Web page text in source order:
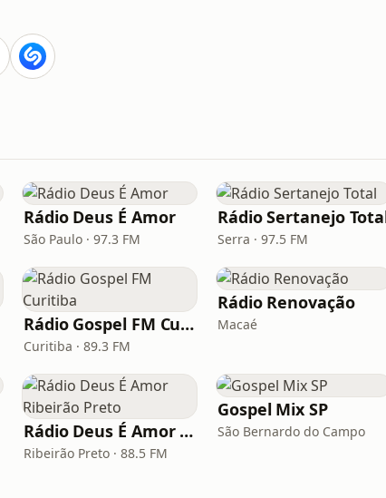
Rádio Deus É Amor
São Paulo · 97.3 FM
Rádio Sertanejo
Serra · 97.5 FM
Rádio Gospel FM Curitiba
Curitiba · 89.3 FM
Rádio Renovação
Macaé
Rádio Deus É Amor Ribeirão Preto
Ribeirão Preto · 88.5 FM
Gospel Mix SP
São Bernardo do Campo